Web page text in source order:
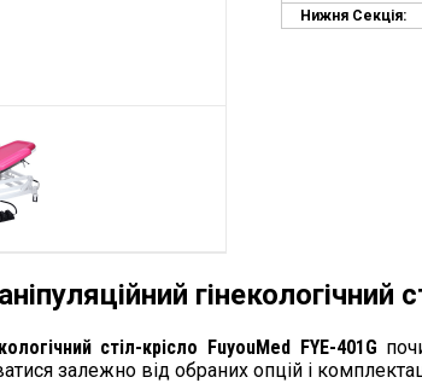
Нижня Секція:
гінекологічний
стіл-крісло FuyouMed FYE-401G
залежно від обраних опцій і